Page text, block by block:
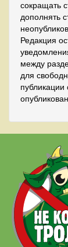
сокращать
дополнять
Редакция
между
для
публикации